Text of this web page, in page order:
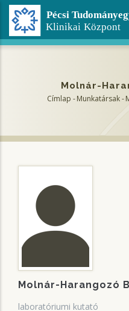
Ugrás
tartalomra
Molnár-
Címlap -Munkatársak-
Molnár-Harangozó
laboratóriumi kutató